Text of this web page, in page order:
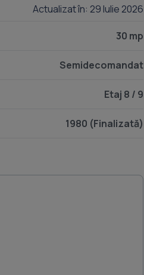
Actualizat în: 29 Iulie 2026
30 mp
Semidecomandat
Etaj 8 / 9
1980 (Finalizată)